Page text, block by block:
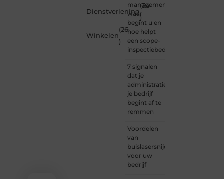
Dienstverlening
(34
)
Winkelen
(26
)
management:
waar
begint u en
hoe helpt
een scope-
inspectiebedrijf?
7 signalen
dat je
administratie
je bedrijf
begint af te
remmen
Voordelen
van
buislasersnijden
voor uw
bedrijf